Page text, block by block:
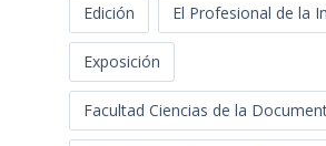
Edición El Profesional de la
Exposición
Facultad Ciencias de la